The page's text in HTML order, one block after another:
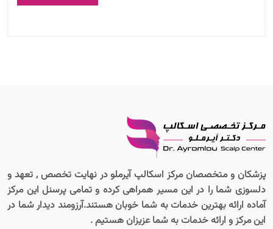
پزشکان و متخصصان مرکز اسکالپ آیرملو در نهایت تخصص , تعهد و
دلسوزی شما را در این مسیر همراهی کرده و تمامی پرسنل این مرکز
آماده ارائه بهترین خدمات به شما خوبان هستند.آرزومند دیدار شما در
این مرکز و ارائه خدمات به شما عزیزان هستیم .